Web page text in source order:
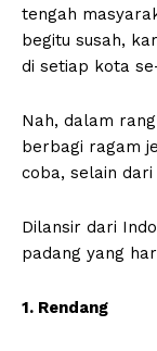
tengah
begitu susah,
di setiap kota
Nah, dalam
berbagi ragam
coba, selain dari
Dilansir dari
padang yang
1. Rendang